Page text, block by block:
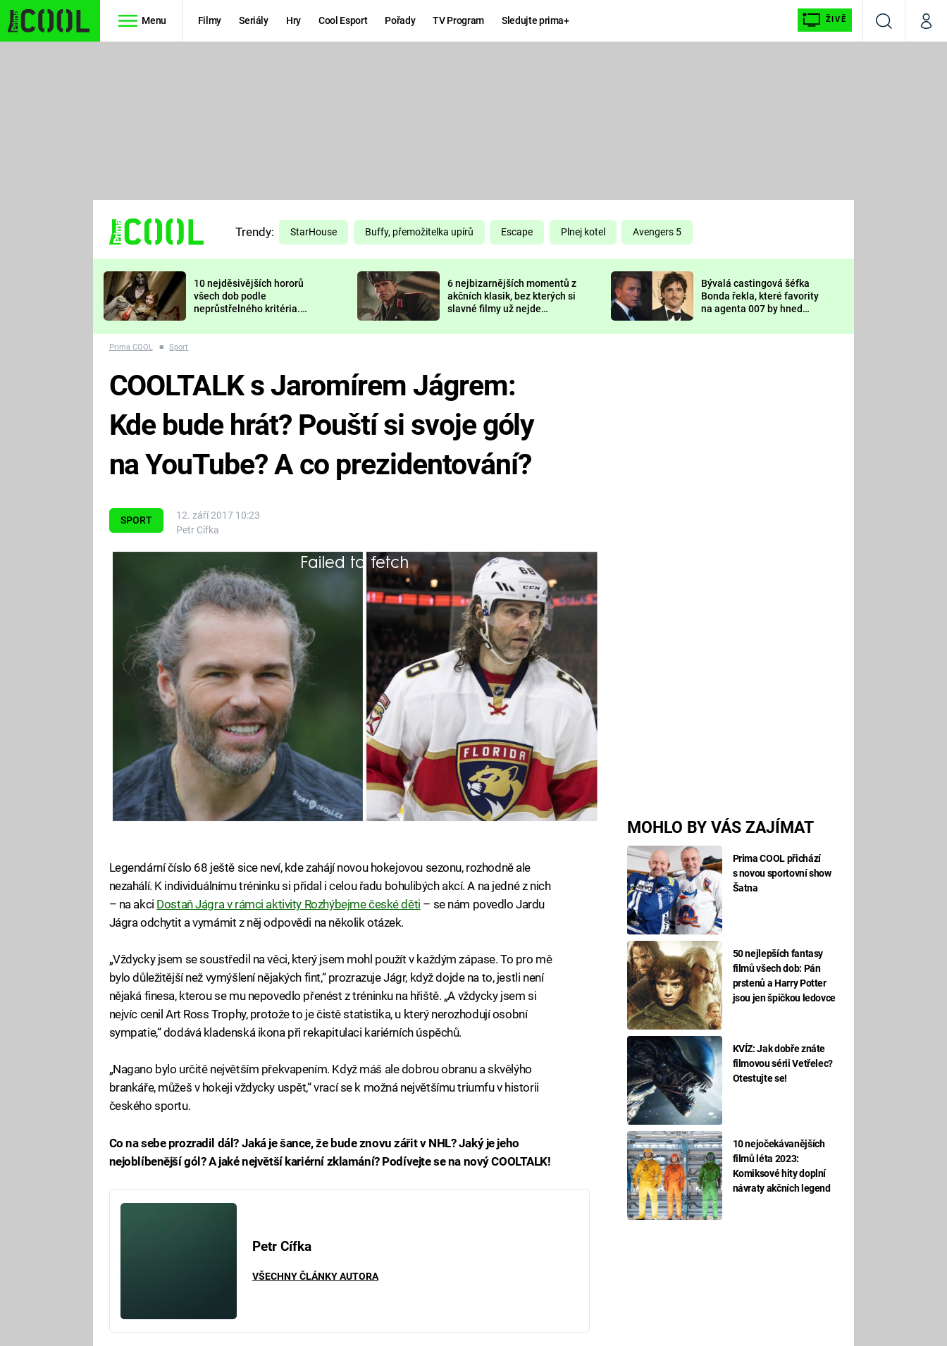
Menu Filmy Seriály Hry Cool Esport Pořady TV Program Sledujte prima+ ŽIVĚ
VyhledáváníMůj
TŘESKU
FUTURAMA
PREDÁTOR
DELIVERANCE
KOMEDIE
CHUCK
NORRIS
DEADPOOL
Prima LAJK
Sledujte nás
Trendy: StarHouse Buffy, přemožitelka upírů Escape Plnej kotel Avengers 5
10 nejděsivějších hororů
všech dob podle
neprůstřelného kritéria.
nejvíc zvednou tep?
6 nejbizarnějších momentů z
akčních klasik, bez kterých si
slavné filmy už nejde
Bývalá castingová šéfka
Bonda řekla, které favority
na agenta 007 by hned
Prima COOL ■ Sport
SPORT
12. září 2017 10:23
Petr Cífka
MOHLO BY VÁS ZAJÍMAT
Prima COOL přichází
s novou sportovní show
Šatna
50 nejlepších fantasy
filmů všech dob: Pán
prstenů a Harry Potter
jsou jen špičkou ledovce
KVÍZ: Jak dobře znáte
filmovou sérii Vetřelec?
Otestujte se!
10 nejočekávanějších
filmů léta 2023:
Komiksové hity doplní
návraty akčních legend
COOLTALK s Jaromírem Jágrem:
Kde bude hrát? Pouští si svoje góly
na YouTube? A co prezidentování?
Failed to fetch
Hostem nového rozhovoru se stal asi nejslavnější Čech dneška a dost
možná nejlepší evropský hokejista všech dob Jarda Jágr. Prozradil, jak
vypadá jeho budoucnost?
Legendární číslo 68 ještě sice neví, kde zahájí novou hokejovou sezonu, rozhodně ale
nezahálí. K individuálnímu tréninku si přidal i celou řadu bohulibých akcí. A na jedné z nich
– na akci Dostaň Jágra v rámci aktivity Rozhýbejme české děti – se nám povedlo Jardu
Jágra odchytit a vymámit z něj odpovědi na několik otázek.
„Vždycky jsem se soustředil na věci, který jsem mohl použít v každým zápase. To pro mě
bylo důležitější než vymýšlení nějakých fint,“ prozrazuje Jágr, když dojde na to, jestli není
nějaká finesa, kterou se mu nepovedlo přenést z tréninku na hřiště. „A vždycky jsem si
nejvíc cenil Art Ross Trophy, protože to je čistě statistika, u který nerozhodují osobní
sympatie,“ dodává kladenská ikona při rekapitulaci kariérních úspěchů.
„Nagano bylo určitě největším překvapením. Když máš ale dobrou obranu a skvělýho
brankáře, můžeš v hokeji vždycky uspět,“ vrací se k možná největšímu triumfu v historii
českého sportu.
Co na sebe prozradil dál? Jaká je šance, že bude znovu zářit v NHL? Jaký je jeho
nejoblíbenější gól? A jaké největší kariérní zklamání? Podívejte se na nový COOLTALK!
Petr Cífka
VŠECHNY ČLÁNKY AUTORA